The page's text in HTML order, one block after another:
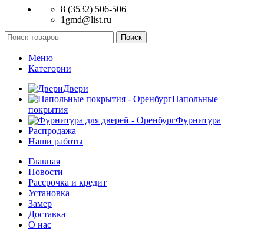
8 (3532) 506-506
1gmd@list.ru
Поиск
Меню
Категории
Двери
Напольные
покрытия
Фурнитура
Распродажа
Наши работы
Главная
Новости
Рассрочка и кредит
Установка
Замер
Доставка
О нас